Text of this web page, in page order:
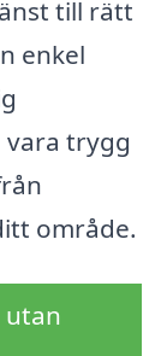
till rätt
enkel
trygg
område.
utan